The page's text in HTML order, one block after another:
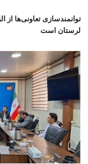
توانمندسازی تعاونی‌ها
لرستان است